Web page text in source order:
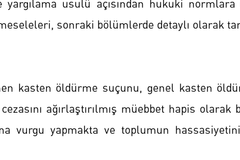
sonraki bölümlerde detaylı olarak
kasten öldürme suçunu, genel kasten
ağırlaştırılmış müebbet hapis
vurgu yapmakta ve toplumun